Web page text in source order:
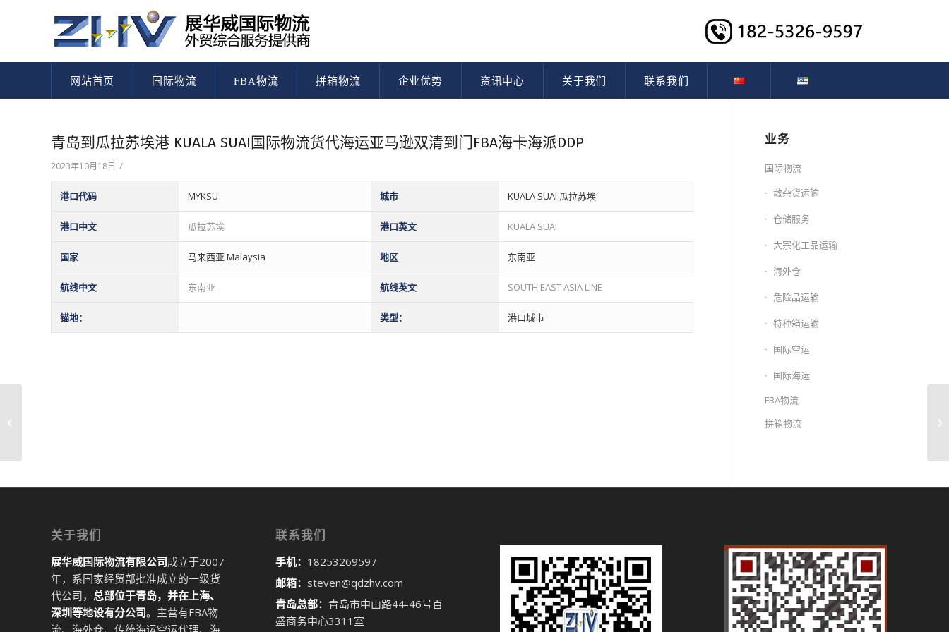
网站首页 国际物流 FBA物流 拼箱物流 企业优势 资讯中心 关于我们 联系我们
青岛到瓜拉苏埃港 KUALA SUAI国际物流货代海运亚马逊双清到门FBA海卡海派DDP
2023年10月18日 /
港口代码 MYKSU 城市 KUALA SUAI 瓜拉苏埃
港口中文 瓜拉苏埃 港口英文 KUALA SUAI
国家 马来西亚 Malaysia 地区 东南亚
航线中文 东南亚 航线英文 SOUTH EAST ASIA LINE
锚地： 类型： 港口城市
业务
国际物流
散杂货运输
仓储服务
大宗化工品运输
海外仓
危险品运输
特种箱运输
国际空运
国际海运
FBA物流
拼箱物流
关于我们
展华威国际物流有限公司成立于2007
年，系国家经贸部批准成立的一级货
代公司， 总部位于青岛，并在上海、
深圳等地设有分公司。主营有FBA物
联系我们
手机： 18253269597
邮箱： steven@qdzhv.com
青岛总部： 青岛市中山路44-46号百
盛商务中心3311室